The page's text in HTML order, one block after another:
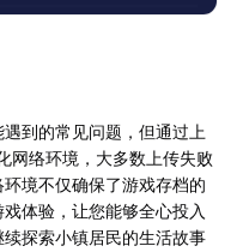
到的常见问题，但通过上
网络环境，大多数上传失败
境不仅确保了游戏存档的
体验，让您能够全心投入
探索小镇居民的生活故事